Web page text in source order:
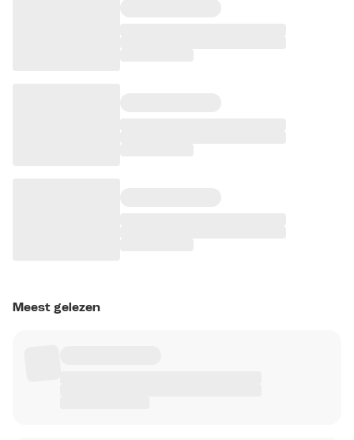
Meest gelezen